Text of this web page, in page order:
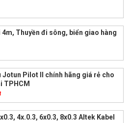
4m, Thuyền đi sông, biển giao hàng
Jotun Pilot II chính hãng giá rẻ cho
TPHCM
4x.0.3, 6x0.3, 8x0.3 Altek Kabel